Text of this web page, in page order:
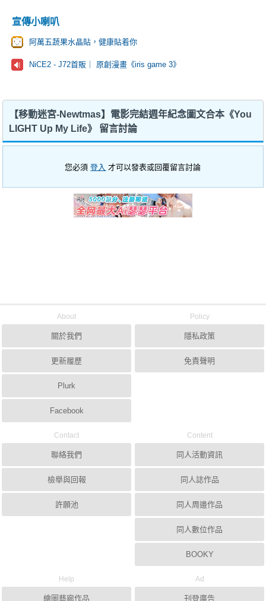
宣傳小喇叭
阿萬五蔬果水晶貼，健康貼着你
NiCE2 - J72首販｜ 原創漫畫《iris game 3》
【移動迷宮-Newtmas】電影完結週年紀念圖文合本《You
LIGHT Up My Life》 留言討論
您必須登入 才可以發表或回覆留言討論
About
關於我們
更新履歷
Plurk
Facebook
Policy
隱私政策
免責聲明
Contact
聯絡我們
檢舉與回報
許願池
Content
同人活動資訊
同人誌作品
同人周邊作品
同人數位作品
BOOKY
Help
繪圖藝廊作品
Ad
刊登廣告